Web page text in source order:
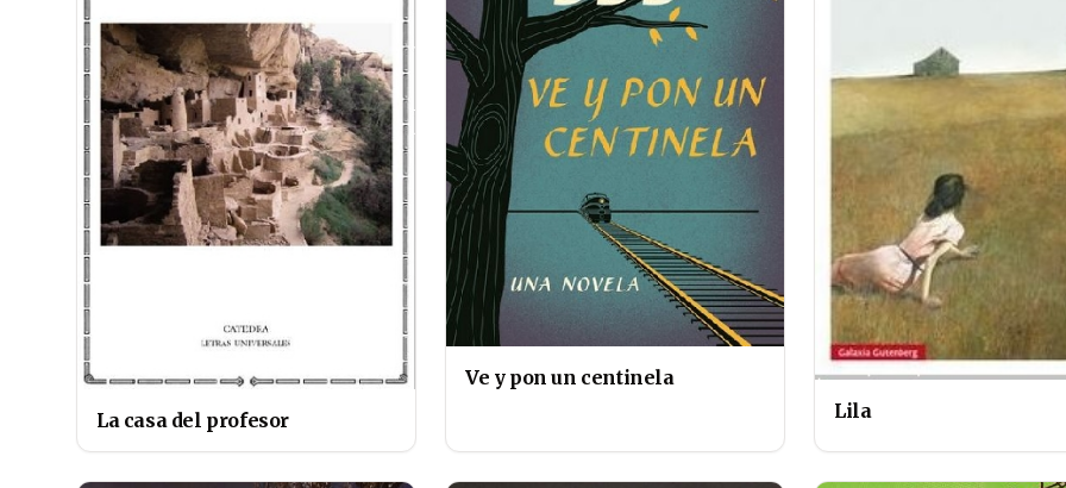
La casa del profesor
Ve y pon un centinela
Lila